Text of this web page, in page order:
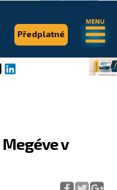
v
Předplatné
.